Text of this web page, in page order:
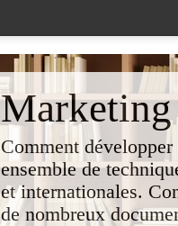
Comment
ensemble de
et internationales.
de nombreux